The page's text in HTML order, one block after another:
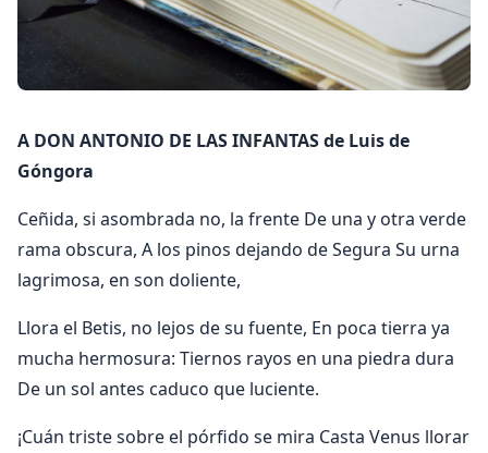
A DON ANTONIO DE LAS INFANTAS de Luis de
Góngora
Ceñida, si asombrada no, la frente De una y otra verde
rama obscura, A los pinos dejando de Segura Su urna
lagrimosa, en son doliente,
Llora el Betis, no lejos de su fuente, En poca tierra ya
mucha hermosura: Tiernos rayos en una piedra dura
De un sol antes caduco que luciente.
¡Cuán triste sobre el pórfido se mira Casta Venus llorar